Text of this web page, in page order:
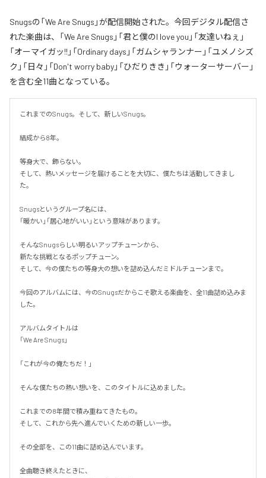
Snugsの「We Are Snugs」が配信開始された。今回デジタル配信さ
れた楽曲は、「We Are Snugs」「君と僕のI love you」「友達いねぇ」
「オーマイガッ!!」「Ordinary days」「ガムシャランナー」「ユメノシズ
ク」「日々」「Don't worry baby」「ひだりきき」「ウォーターサーバー」
を含む全11曲となっている。
これまでのSnugs。そして、新しいSnugs。
結成から8年。
等身大で、飾らない。
そして、熱いメッセージを届けることを大切に、僕たちは活動してきまし
た。
Snugsというグループ名には、
「暖かい」「居心地がいい」という意味があります。
そんなSnugsらしい明るいアップチューンから、
新たな挑戦となるポップチューン。
そして、今の僕たちの等身大の想いを詰め込んだミドルチューンまで。
今回のアルバムには、今のSnugsだからこそ歌える楽曲を、全11曲詰め込みま
した。
アルバムタイトルは
「We Are Snugs」
「これが今の俺たちだ！」
そんな僕たちの熱い想いを、このタイトルに込めました。
これまでの8年間で積み重ねてきたもの。
そして、これから先へ進んでいくための新しい一歩。
その全部を、この11曲に詰め込んでいます。
全曲聴き終えたときに、